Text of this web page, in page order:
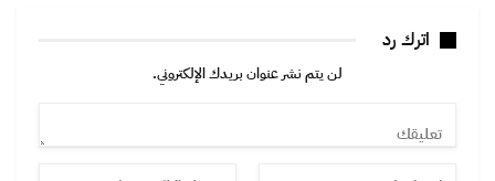
اترك رد
لن يتم نشر عنوان بريدك الإلكتروني.